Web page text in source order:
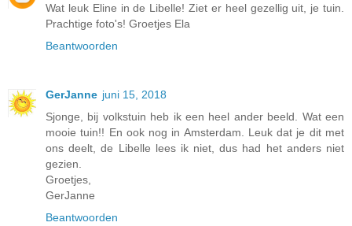
Wat leuk Eline in de Libelle! Ziet er heel gezellig uit, je tuin.
Prachtige foto's! Groetjes Ela
Beantwoorden
GerJanne juni 15, 2018
Sjonge, bij volkstuin heb ik een heel ander beeld. Wat een
mooie tuin!! En ook nog in Amsterdam. Leuk dat je dit met
ons deelt, de Libelle lees ik niet, dus had het anders niet
gezien.
Groetjes,
GerJanne
Beantwoorden